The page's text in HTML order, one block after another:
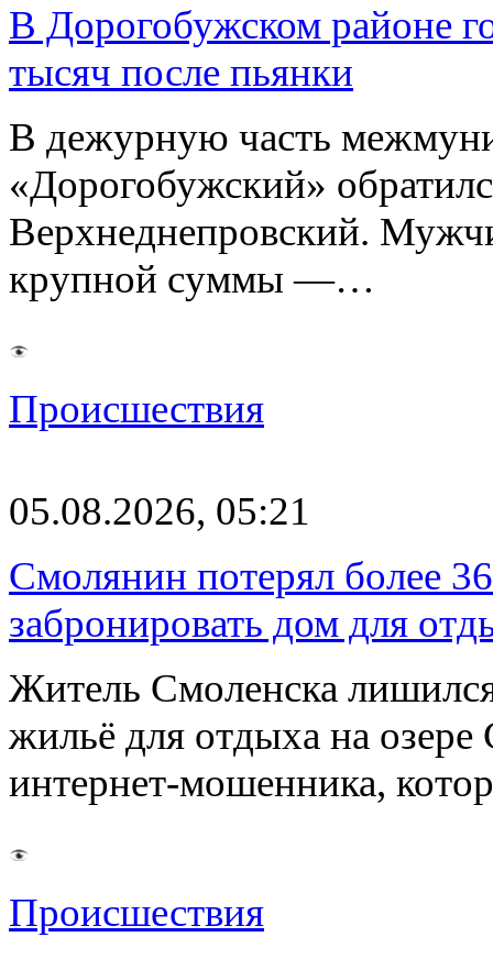
В Дорогобужском районе
тысяч после пьянки
В дежурную часть
«Дорогобужский»
Верхнеднепровский.
крупной суммы —…
Происшествия
05.08.2026, 05:21
Смолянин потерял более
забронировать дом для
Житель Смоленска
жильё для отдыха на
интернет-мошенника,
Происшествия